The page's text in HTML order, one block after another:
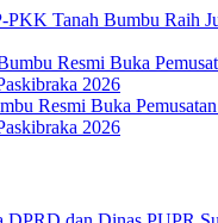
PKK Tanah Bumbu Raih
Resmi Buka
2026